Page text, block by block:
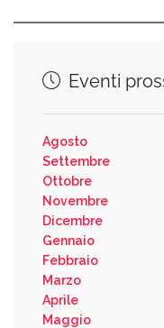
Eventi
Agosto
Settembre
Ottobre
Novembre
Dicembre
Gennaio
Febbraio
Marzo
Aprile
Maggio